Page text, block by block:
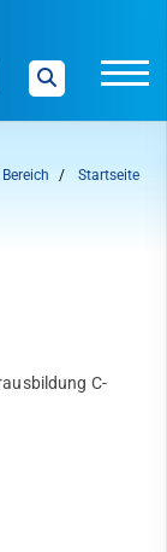
Startseite
C-
über